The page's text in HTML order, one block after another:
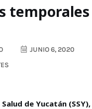
temporales
JUNIO 6, 2020
de Yucatán